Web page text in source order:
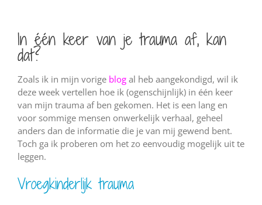
In één keer van je trauma af, kan
dat?
Zoals ik in mijn vorige blog al heb aangekondigd, wil ik
deze week vertellen hoe ik (ogenschijnlijk) in één keer
van mijn trauma af ben gekomen. Het is een lang en
voor sommige mensen onwerkelijk verhaal, geheel
anders dan de informatie die je van mij gewend bent.
Toch ga ik proberen om het zo eenvoudig mogelijk uit te
leggen.
Vroegkinderlijk trauma